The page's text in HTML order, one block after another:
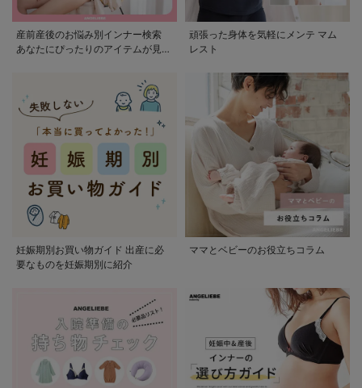
産前産後のお悩み別インナー検索
あなたにぴったりのアイテムが見つ
頑張った身体を気軽にメンテ マム
レスト
妊娠期別お買い物ガイド 出産に必
要なものを妊娠期別に紹介
ママとベビーのお役立ちコラム